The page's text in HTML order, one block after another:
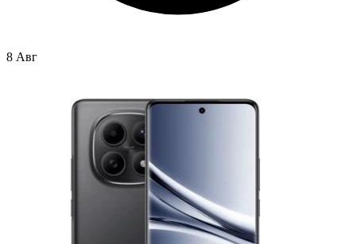
8 Авг